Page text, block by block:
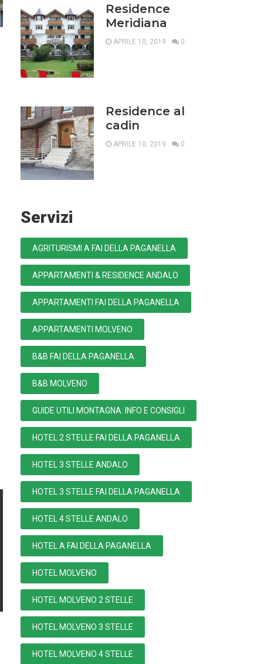
Residence
Meridiana
APRILE 10, 2019 0
Residence al
cadin
APRILE 10, 2019 0
Servizi
AGRITURISMI A FAI DELLA PAGANELLA
APPARTAMENTI & RESIDENCE ANDALO
APPARTAMENTI FAI DELLA PAGANELLA
APPARTAMENTI MOLVENO
B&B FAI DELLA PAGANELLA
B&B MOLVENO
GUIDE UTILI MONTAGNA: INFO E CONSIGLI
HOTEL 2 STELLE FAI DELLA PAGANELLA
HOTEL 3 STELLE ANDALO
HOTEL 3 STELLE FAI DELLA PAGANELLA
HOTEL 4 STELLE ANDALO
HOTEL A FAI DELLA PAGANELLA
HOTEL MOLVENO
HOTEL MOLVENO 2 STELLE
HOTEL MOLVENO 3 STELLE
HOTEL MOLVENO 4 STELLE